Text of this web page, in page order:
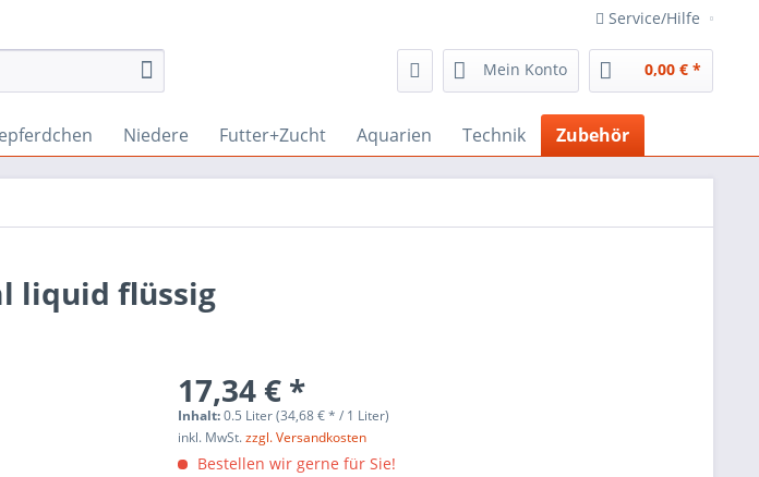
Service/Hilfe
Mein Konto 0,00 € *
Niedere Futter+Zucht Aquarien Technik Zubehör
liquid flüssig
17,34 € *
Inhalt:0.5 Liter (34,68 € * / 1 Liter)
inkl. MwSt.zzgl. Versandkosten
Bestellen wir gerne für Sie!